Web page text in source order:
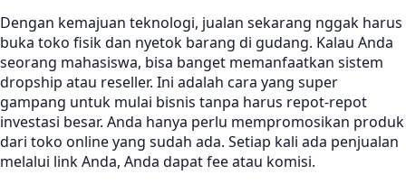
Dengan kemajuan teknologi, jualan sekarang nggak harus
buka toko fisik dan nyetok barang di gudang. Kalau Anda
seorang mahasiswa, bisa banget memanfaatkan sistem
dropship atau reseller. Ini adalah cara yang super
gampang untuk mulai bisnis tanpa harus repot-repot
investasi besar. Anda hanya perlu mempromosikan produk
dari toko online yang sudah ada. Setiap kali ada penjualan
melalui link Anda, Anda dapat fee atau komisi.